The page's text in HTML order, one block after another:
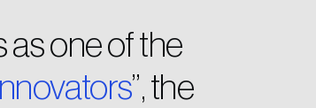
one of the
”, the